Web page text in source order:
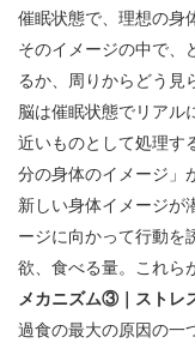
催眠状態で、理想の身
そのイメージの中で、
るか、周りからどう見
脳は催眠状態でリアル
近いものとして処理す
分の身体のイメージ」
新しい身体イメージが
ージに向かって行動を
欲、食べる量。これら
メカニズム③｜ストレ
過食の最大の原因の一